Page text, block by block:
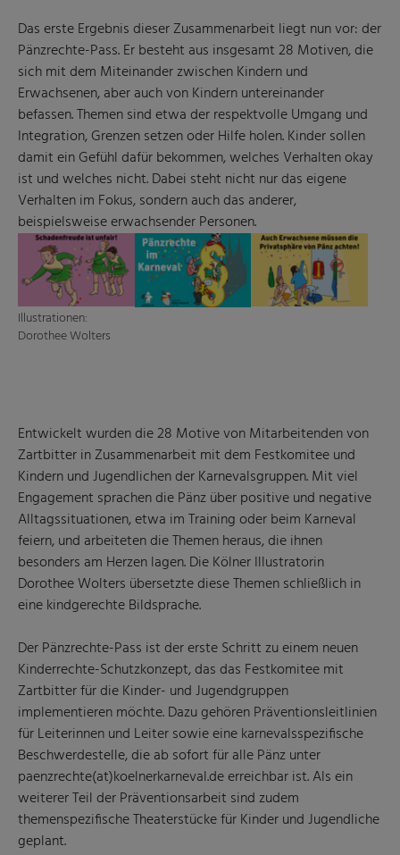
Illustrationen:
Dorothee Wolters
Das erste Ergebnis dieser Zusammenarbeit liegt nun vor: der
Pänzrechte-Pass. Er besteht aus insgesamt 28 Motiven, die
sich mit dem Miteinander zwischen Kindern und
Erwachsenen, aber auch von Kindern untereinander
befassen. Themen sind etwa der respektvolle Umgang und
Integration, Grenzen setzen oder Hilfe holen. Kinder sollen
damit ein Gefühl dafür bekommen, welches Verhalten okay
ist und welches nicht. Dabei steht nicht nur das eigene
Verhalten im Fokus, sondern auch das anderer,
beispielsweise erwachsender Personen.
Entwickelt wurden die 28 Motive von Mitarbeitenden von
Zartbitter in Zusammenarbeit mit dem Festkomitee und
Kindern und Jugendlichen der Karnevalsgruppen. Mit viel
Engagement sprachen die Pänz über positive und negative
Alltagssituationen, etwa im Training oder beim Karneval
feiern, und arbeiteten die Themen heraus, die ihnen
besonders am Herzen lagen. Die Kölner Illustratorin
Dorothee Wolters übersetzte diese Themen schließlich in
eine kindgerechte Bildsprache.
Der Pänzrechte-Pass ist der erste Schritt zu einem neuen
Kinderrechte-Schutzkonzept, das das Festkomitee mit
Zartbitter für die Kinder- und Jugendgruppen
implementieren möchte. Dazu gehören Präventionsleitlinien
für Leiterinnen und Leiter sowie eine karnevalsspezifische
Beschwerdestelle, die ab sofort für alle Pänz unter
paenzrechte(at)koelnerkarneval.de erreichbar ist. Als ein
weiterer Teil der Präventionsarbeit sind zudem
themenspezifische Theaterstücke für Kinder und Jugendliche
geplant.